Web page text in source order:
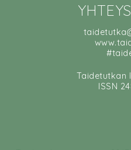
Taidetutkan
ISSN